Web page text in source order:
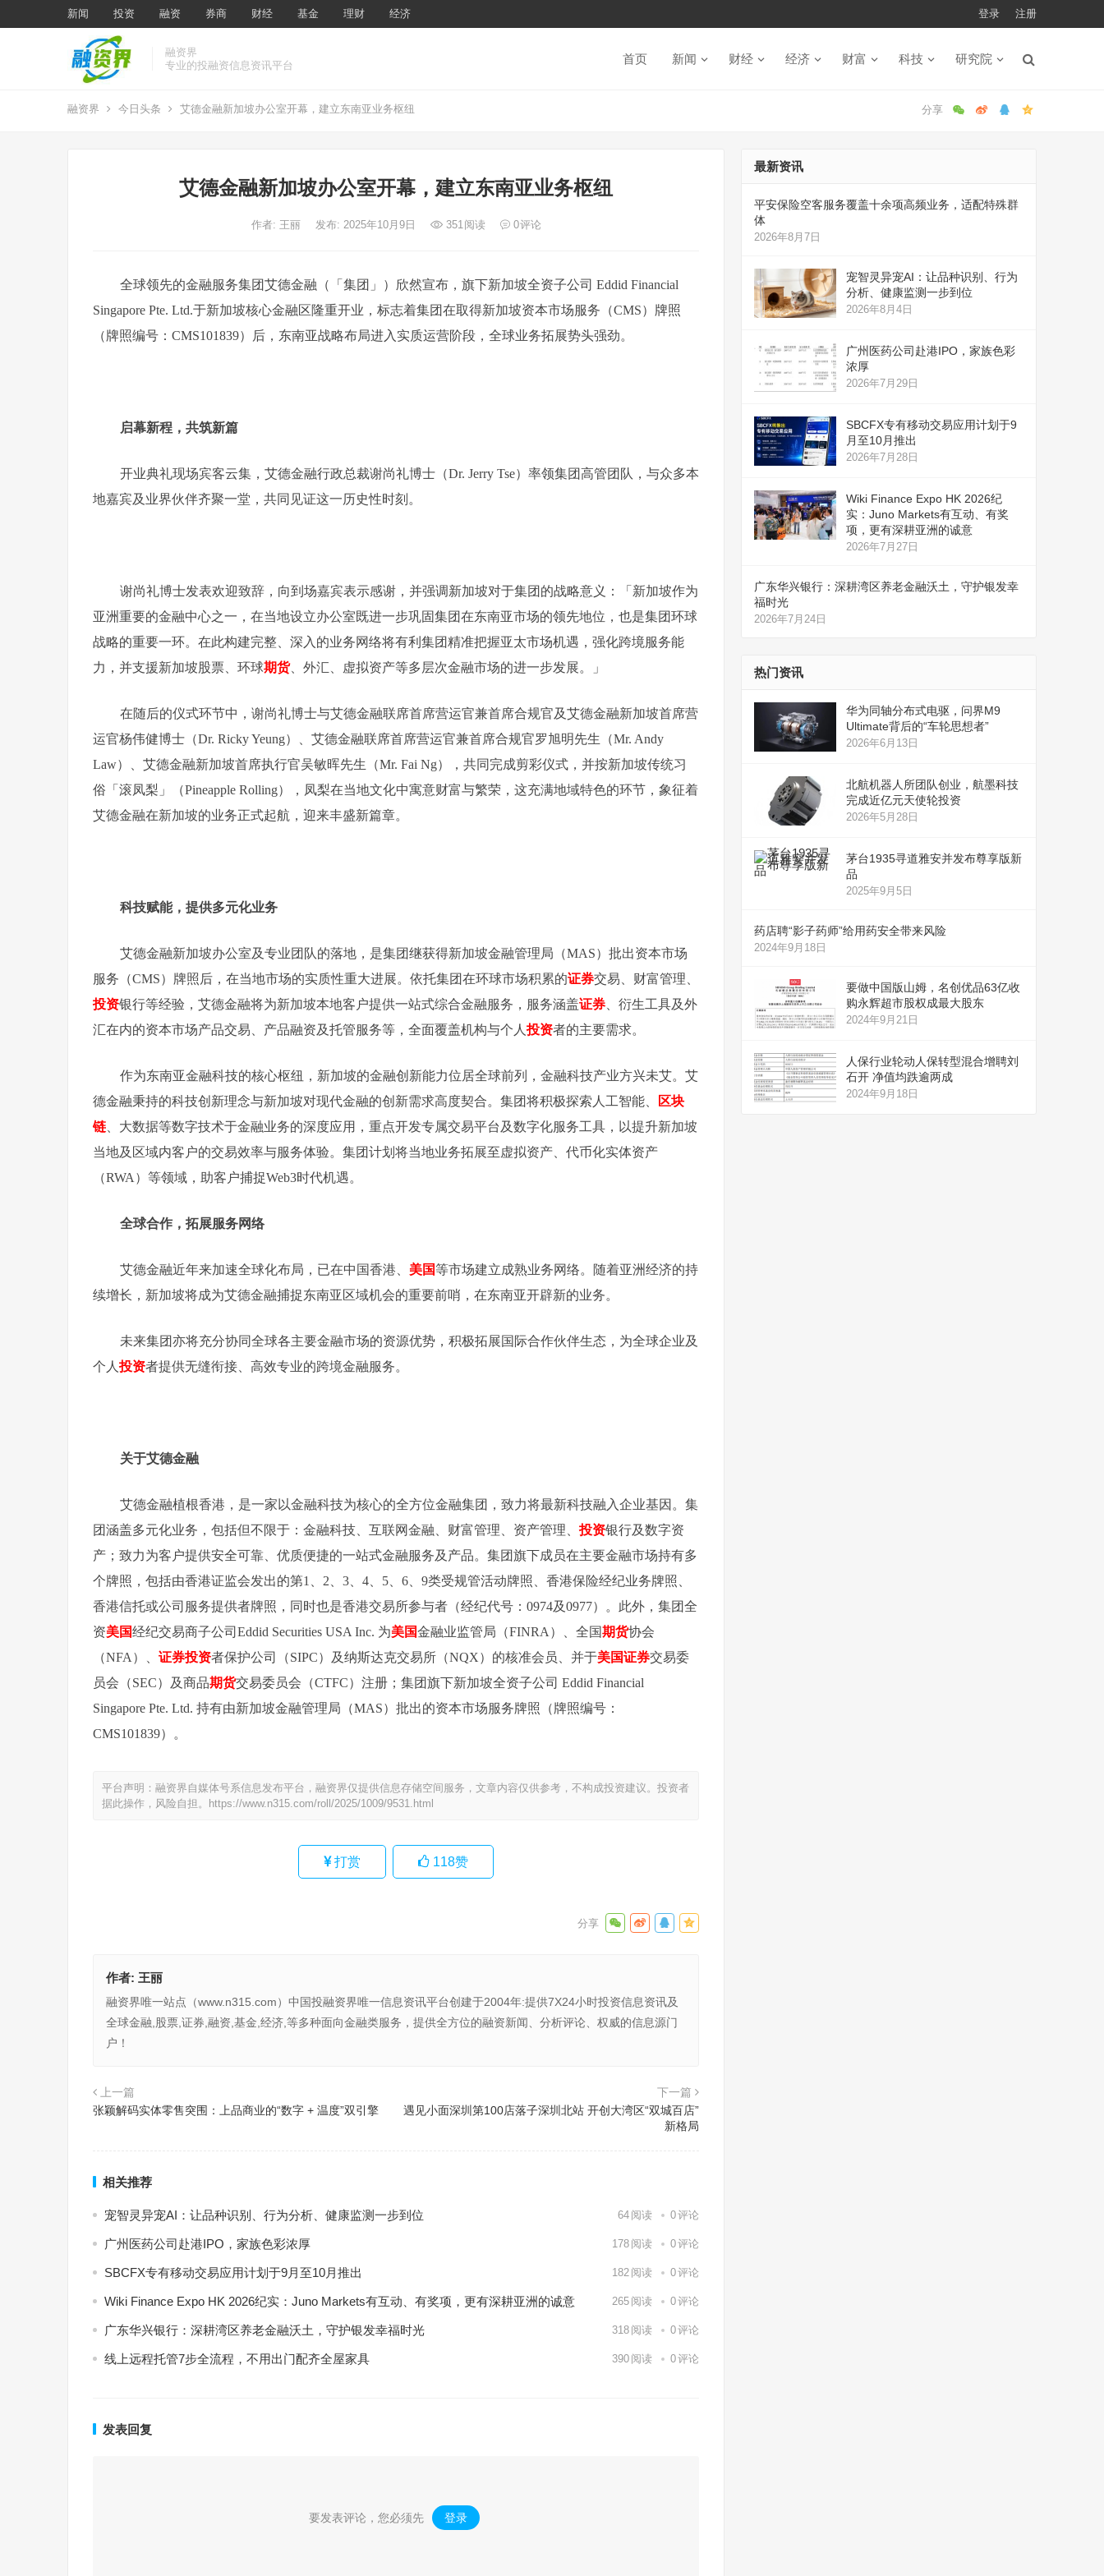
新闻 投资 融资 券商 财经 基金 理财 经济 登录 注册
融资界
专业的投融资信息资讯平台
首页 新闻 财经 经济 财富 科技 研究院
融资界 今日头条 艾德金融新加坡办公室开幕，建立东南亚业务枢纽
艾德金融新加坡办公室开幕，建立东南亚业务枢纽
作者: 王丽 发布: 2025年10月9日 351阅读 0评论
全球领先的金融服务集团艾德金融（「集团」）欣然宣布，旗下新加坡全资子公司 Eddid Financial
Singapore Pte. Ltd.于新加坡核心金融区隆重开业，标志着集团在取得新加坡资本市场服务（CMS）牌照
（牌照编号：CMS101839）后，东南亚战略布局进入实质运营阶段，全球业务拓展势头强劲。
启幕新程，共筑新篇
开业典礼现场宾客云集，艾德金融行政总裁谢尚礼博士（Dr. Jerry Tse）率领集团高管团队，与众多本
地嘉宾及业界伙伴齐聚一堂，共同见证这一历史性时刻。
谢尚礼博士发表欢迎致辞，向到场嘉宾表示感谢，并强调新加坡对于集团的战略意义：「新加坡作为
亚洲重要的金融中心之一，在当地设立办公室既进一步巩固集团在东南亚市场的领先地位，也是集团环球
战略的重要一环。在此构建完整、深入的业务网络将有利集团精准把握亚太市场机遇，强化跨境服务能
力，并支援新加坡股票、环球期货、外汇、虚拟资产等多层次金融市场的进一步发展。」
在随后的仪式环节中，谢尚礼博士与艾德金融联席首席营运官兼首席合规官及艾德金融新加坡首席营
运官杨伟健博士（Dr. Ricky Yeung）、艾德金融联席首席营运官兼首席合规官罗旭明先生（Mr. Andy
Law）、艾德金融新加坡首席执行官吴敏晖先生（Mr. Fai Ng），共同完成剪彩仪式，并按新加坡传统习
俗「滚凤梨」（Pineapple Rolling），凤梨在当地文化中寓意财富与繁荣，这充满地域特色的环节，象征着
艾德金融在新加坡的业务正式起航，迎来丰盛新篇章。
科技赋能，提供多元化业务
艾德金融新加坡办公室及专业团队的落地，是集团继获得新加坡金融管理局（MAS）批出资本市场
服务（CMS）牌照后，在当地市场的实质性重大进展。依托集团在环球市场积累的证券交易、财富管理、
投资银行等经验，艾德金融将为新加坡本地客户提供一站式综合金融服务，服务涵盖证券 、衍生工具及外
汇在内的资本市场产品交易、产品融资及托管服务等，全面覆盖机构与个人投资者的主要需求。
作为东南亚金融科技的核心枢纽，新加坡的金融创新能力位居全球前列，金融科技产业方兴未艾。艾
德金融秉持的科技创新理念与新加坡对现代金融的创新需求高度契合。集团将积极探索人工智能、
区块
链 、大数据等数字技术于金融业务的深度应用，重点开发专属交易平台及数字化服务工具，以提升新加坡
当地及区域内客户的交易效率与服务体验。集团计划将当地业务拓展至虚拟资产、代币化实体资产
（RWA）等领域，助客户捕捉Web3时代机遇。
全球合作，拓展服务网络
艾德金融近年来加速全球化布局，已在中国香港、 美国等市场建立成熟业务网络。随着亚洲经济的持
续增长，新加坡将成为艾德金融捕捉东南亚区域机会的重要前哨，在东南亚开辟新的业务。
未来集团亦将充分协同全球各主要金融市场的资源优势，积极拓展国际合作伙伴生态，为全球企业及
个人投资者提供无缝衔接、高效专业的跨境金融服务。
关于艾德金融
艾德金融植根香港，是一家以金融科技为核心的全方位金融集团，致力将最新科技融入企业基因。集
团涵盖多元化业务，包括但不限于：金融科技、互联网金融、财富管理、资产管理、投资银行及数字资
产；致力为客户提供安全可靠、优质便捷的一站式金融服务及产品。集团旗下成员在主要金融市场持有多
个牌照，包括由香港证监会发出的第1、2、3、4、5、6、9类受规管活动牌照、香港保险经纪业务牌照、
香港信托或公司服务提供者牌照，同时也是香港交易所参与者（经纪代号：0974及0977）。此外，集团全
资美国经纪交易商子公司Eddid Securities USA Inc. 为美国金融业监管局（FINRA）、全国期货协会
（NFA）、 证券投资者保护公司（SIPC）及纳斯达克交易所（NQX）的核准会员、并于美国证券交易委
员会（SEC）及商品期货交易委员会（CTFC）注册；集团旗下新加坡全资子公司 Eddid Financial
Singapore Pte. Ltd. 持有由新加坡金融管理局（MAS）批出的资本市场服务牌照（牌照编号：
CMS101839）。
平台声明：融资界自媒体号系信息发布平台，融资界仅提供信息存储空间服务，文章内容仅供参考，不构成投资建议。投资者
据此操作，风险自担。
https://www.n315.com/roll/2025/1009/9531.html
打赏 118赞
作者: 王丽
融资界唯一站点（www.n315.com）中国投融资界唯一信息资讯平台创建于2004年:提供7X24小时投资信息资讯及
全球金融,股票,证券,融资,基金,经济,等多种面向金融类服务，提供全方位的融资新闻、分析评论、权威的信息源门
户！
上一篇
张颖解码实体零售突围：上品商业的“数字 + 温度”双引擎
下一篇
遇见小面深圳第100店落子深圳北站 开创大湾区“双城百店”
新格局
相关推荐
宠智灵异宠AI：让品种识别、行为分析、健康监测一步到位 64 阅读 0评论
广州医药公司赴港IPO，家族色彩浓厚 178 阅读 0评论
SBCFX专有移动交易应用计划于9月至10月推出 182 阅读 0评论
Wiki Finance Expo HK 2026纪实：Juno Markets有互动、有奖项，更有深耕亚洲的诚意 265 阅读 0评论
广东华兴银行：深耕湾区养老金融沃土，守护银发幸福时光 318 阅读 0评论
线上远程托管7步全流程，不用出门配齐全屋家具 390 阅读 0评论
发表回复
要发表评论，您必须先 登录 。
最新资讯
平安保险空客服务覆盖十余项高频业务，适配特殊群
体
2026年8月7日
宠智灵异宠AI：让品种识别、行为
分析、健康监测一步到位
2026年8月4日
广州医药公司赴港IPO，家族色彩
浓厚
2026年7月29日
SBCFX专有移动交易应用计划于9
月至10月推出
2026年7月28日
Wiki Finance Expo HK 2026纪
实：Juno Markets有互动、有奖
项，更有深耕亚洲的诚意
2026年7月27日
广东华兴银行：深耕湾区养老金融沃土，守护银发幸
福时光
2026年7月24日
热门资讯
华为同轴分布式电驱，问界M9
Ultimate背后的“车轮思想者”
2026年6月13日
北航机器人所团队创业，航墨科技
完成近亿元天使轮投资
2026年5月28日
茅台1935寻道雅安并发布尊享版新
品
2025年9月5日
药店聘“影子药师”给用药安全带来风险
2024年9月18日
要做中国版山姆，名创优品63亿收
购永辉超市股权成最大股东
2024年9月21日
人保行业轮动人保转型混合增聘刘
石开 净值均跌逾两成
2024年9月18日